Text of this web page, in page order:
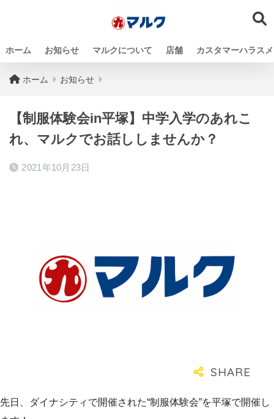
ホーム お知らせ マルクについて 店舗 カスタマーハラス
ホーム お知らせ
【制服体験会in平塚】中学入学のあれこ
れ、マルクでお話ししませんか？
2021年10月23日
先日、ダイナシティで開催された“制服体験会”を平塚で開催し